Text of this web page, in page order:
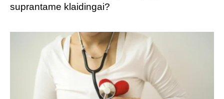
suprantame klaidingai?